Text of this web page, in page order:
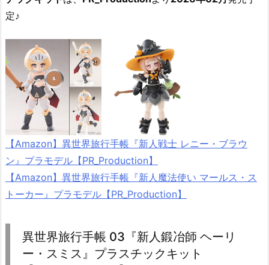
定♪
【Amazon】異世界旅行手帳『新人戦士 レニー・ブラウ
ン』プラモデル【PR_Production】
【Amazon】異世界旅行手帳『新人魔法使い マールス・ス
トーカー』プラモデル【PR_Production】
異世界旅行手帳 03『新人鍛冶師 ヘーリ
ー・スミス』プラスチックキット